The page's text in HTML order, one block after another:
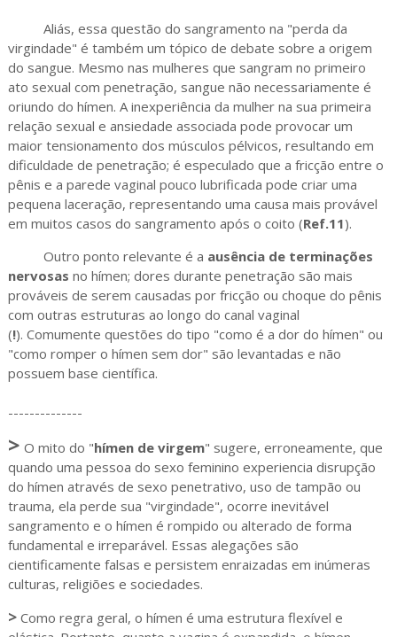
Aliás, essa questão do sangramento na "perda da
virgindade" é também um tópico de debate sobre a origem
do sangue. Mesmo nas mulheres que sangram no primeiro
ato sexual com penetração, sangue não necessariamente é
oriundo do hímen. A inexperiência da mulher na sua primeira
relação sexual e ansiedade associada pode provocar um
maior tensionamento dos músculos pélvicos, resultando em
dificuldade de penetração; é especulado que a fricção entre o
pênis e a parede vaginal pouco lubrificada pode criar uma
pequena laceração, representando uma causa mais provável
em muitos casos do sangramento após o coito (Ref.11).
Outro ponto relevante é a ausência de terminações
nervosas no hímen; dores durante penetração são mais
prováveis de serem causadas por fricção ou choque do pênis
com outras estruturas ao longo do canal vaginal
(!). Comumente questões do tipo "como é a dor do hímen" ou
"como romper o hímen sem dor" são levantadas e não
possuem base científica.
--------------
> O mito do "hímen de virgem" sugere, erroneamente, que
quando uma pessoa do sexo feminino experiencia disrupção
do hímen através de sexo penetrativo, uso de tampão ou
trauma, ela perde sua "virgindade", ocorre inevitável
sangramento e o hímen é rompido ou alterado de forma
fundamental e irreparável. Essas alegações são
cientificamente falsas e persistem enraizadas em inúmeras
culturas, religiões e sociedades.
>Como regra geral, o hímen é uma estrutura flexível e